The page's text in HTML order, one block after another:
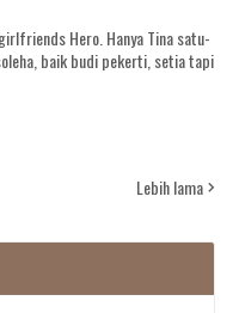
Hero. Hanya Tina satu-
baik budi pekerti, setia tapi
Lebih lama